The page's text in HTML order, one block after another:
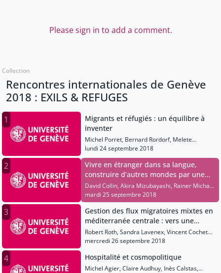
Please sign in to add a comment.
Collection
Rencontres internationales de Genève
2018 : EXILS & REFUGES
1
Migrants et réfugiés : un équilibre à
inventer
Michel Porret, Bernard Rordorf, Melete
Solomon, Alfredo Valladao, Catherine Wihtol
De Wenden
lundi 24 septembre 2018
2
Vivre en étranger dans sa langue,
construire d’autres mondes par une
langue qui n’est pas la sienne
David Collin, Akira Mizubayashi, Rainer Michael
Mason
mardi 25 septembre 2018
3
Gestion des flux migratoires mixtes en
méditerranée centrale : vers une
approche responsable et solidaire
Robert Roth, Sandra Lavenex, Vincent Cochetel,
Vincent Chetail, Ruxandra Stoicescu
mercredi 26 septembre 2018
4 Hospitalité et cosmopolitique
Michel Agier, Claire Audhuy, Inès Calstas,